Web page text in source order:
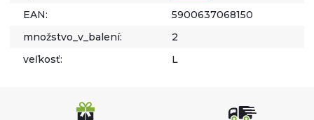
EAN:
5900637068150
množstvo_v_balení:
2
veľkosť:
L